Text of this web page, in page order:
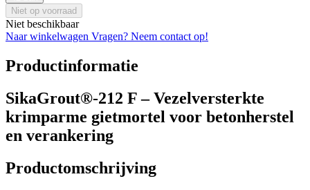
Niet op voorraad
Niet beschikbaar
Naar winkelwagen Vragen? Neem contact op!
Productinformatie
SikaGrout®-212 F – Vezelversterkte
krimparme gietmortel voor betonherstel
en verankering
Productomschrijving